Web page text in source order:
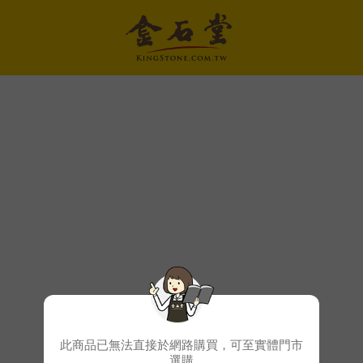
此商品已無法直接於網路購買，可至實體門市
選購